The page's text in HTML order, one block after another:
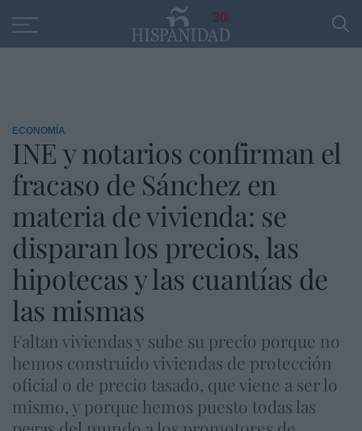
30
ECONOMÍA
INE y notarios confirman el
fracaso de Sánchez en
materia de vivienda: se
disparan los precios, las
hipotecas y las cuantías de
las mismas
Faltan viviendas y sube su precio porque no
hemos construido viviendas de protección
oficial o de precio tasado, que viene a ser lo
mismo, y porque hemos puesto todas las